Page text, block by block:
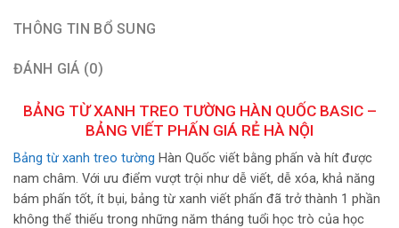
THÔNG TIN BỔ SUNG
ĐÁNH GIÁ (0)
BẢNG TỪ XANH TREO TƯỜNG HÀN QUỐC BASIC –
BẢNG VIẾT PHẤN GIÁ RẺ HÀ NỘI
Bảng từ xanh treo tường Hàn Quốc viết bằng phấn và hít được
nam châm. Với ưu điểm vượt trội như dễ viết, dễ xóa, khả năng
bám phấn tốt, ít bụi, bảng từ xanh viết phấn đã trở thành 1 phần
không thể thiếu trong những năm tháng tuổi học trò của học